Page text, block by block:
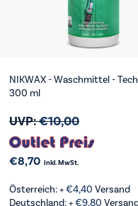
NIKWAX - Waschmittel -
300 ml
UVP:€10,00
€8,70 inkl. MwSt.
Österreich: +€4,40 Versand
Deutschland: +€9,80